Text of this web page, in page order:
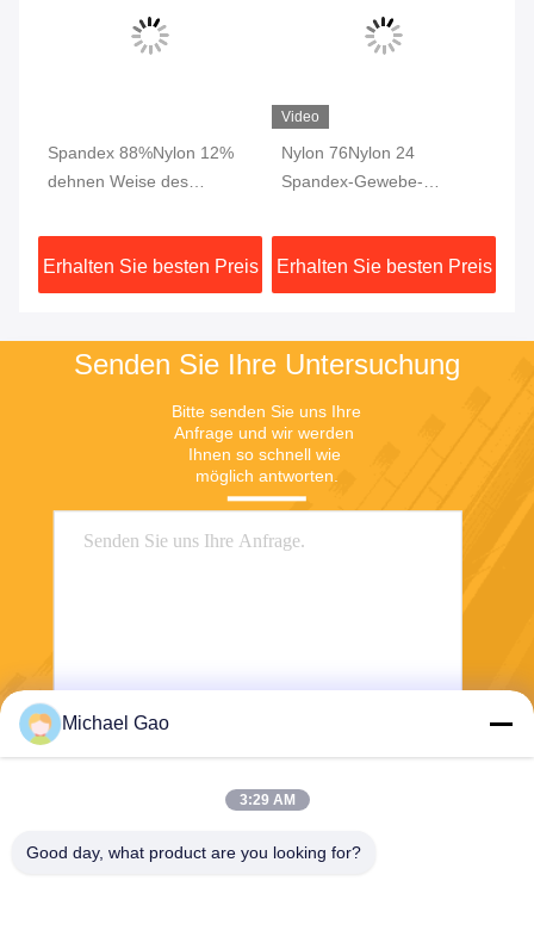
Spandex 88%Nylon 12%
dehnen Weise des
Kleiderhosen-Hose aus
Erhalten Sie besten Preis
Video
Nylon 76Nylon 24
Spandex-Gewebe-
passte Gewebe-
Verriegelung Breathable
230gsm
Erhalten Sie besten Preis
Senden Sie Ihre Untersuchung
Bitte senden Sie uns Ihre
Anfrage und wir werden
Ihnen so schnell wie
möglich antworten.
Senden Sie
Michael Gao
3:29 AM
Good day, what product are you looking for?